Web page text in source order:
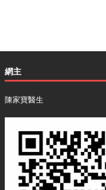
網主
陳家寶醫生